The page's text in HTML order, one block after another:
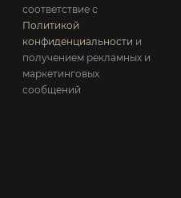
соответствие с
Политикой
конфиденциальности и
получением рекламных и
маркетинговых
сообщений